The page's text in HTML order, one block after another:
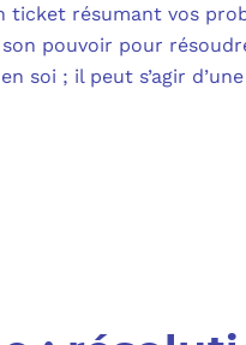
résumant vos
pouvoir pour
soi ; il peut s’agir